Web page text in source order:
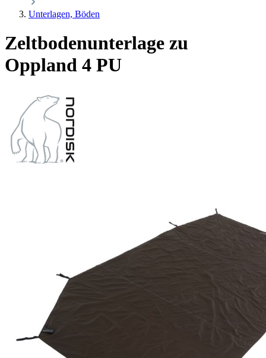
Unterlagen, Böden
Zeltbodenunterlage zu
Oppland 4 PU